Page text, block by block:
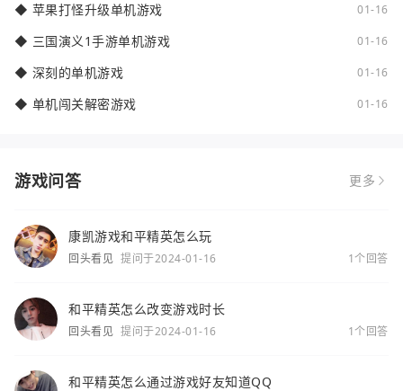
◆ 苹果打怪升级单机游戏 01-16
◆ 三国演义1手游单机游戏 01-16
◆ 深刻的单机游戏 01-16
◆ 单机闯关解密游戏 01-16
游戏问答 更多
康凯游戏和平精英怎么玩
回头看见 提问于2024-01-16 1个回答
和平精英怎么改变游戏时长
回头看见 提问于2024-01-16 1个回答
和平精英怎么通过游戏好友知道QQ